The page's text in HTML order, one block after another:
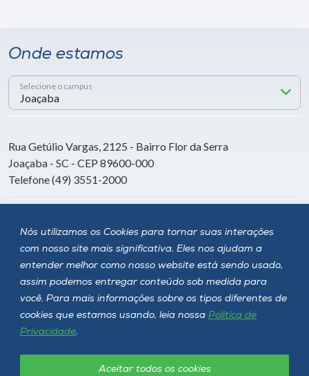
Nós utilizamos os Cookies para tornar suas interações
com nosso site mais significativa. Eles nos ajudam a
entender melhor como nosso website está sendo usado,
assim podemos entregar conteúdo sob medida para
você. Para mais informações sobre os tipos diferentes de
cookies que estamos usando, leia nossa Política de
Privacidade.
Aceitar todos os cookies
Onde estamos
Selecione o campus
Rua Getúlio Vargas, 2125 - Bairro Flor da Serra
Joaçaba - SC - CEP 89600-000
Telefone (49) 3551-2000
Siga a Unoesc